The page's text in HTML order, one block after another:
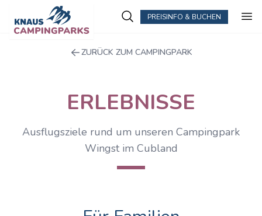
PREISINFO & BUCHEN
ZURÜCK ZUM CAMPINGPARK
ERLEBNISSE
Ausflugsziele rund um unseren Campingpark
Wingst im Cubland